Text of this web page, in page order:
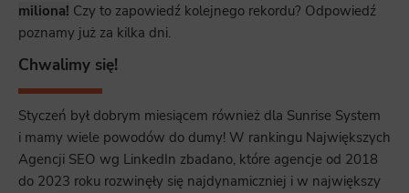
miliona! Czy to zapowiedź kolejnego rekordu? Odpowiedź
poznamy już za kilka dni.
Chwalimy się!
Styczeń był dobrym miesiącem również dla Sunrise System
i mamy wiele powodów do dumy! W rankingu Największych
Agencji SEO wg LinkedIn zbadano, które agencje od 2018
do 2023 roku rozwinęły się najdynamiczniej i w największy